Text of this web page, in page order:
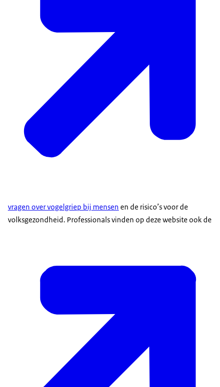
vragen over vogelgriep bij mensen en de risico’s voor de
volksgezondheid. Professionals vinden op deze website ook de